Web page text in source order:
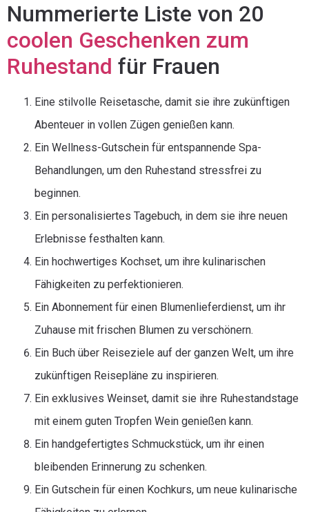
Nummerierte Liste von 20
coolen Geschenken zum
Ruhestand für Frauen
Eine stilvolle Reisetasche, damit sie ihre zukünftigen
Abenteuer in vollen Zügen genießen kann.
Ein Wellness-Gutschein für entspannende Spa-
Behandlungen, um den Ruhestand stressfrei zu
beginnen.
Ein personalisiertes Tagebuch, in dem sie ihre neuen
Erlebnisse festhalten kann.
Ein hochwertiges Kochset, um ihre kulinarischen
Fähigkeiten zu perfektionieren.
Ein Abonnement für einen Blumenlieferdienst, um ihr
Zuhause mit frischen Blumen zu verschönern.
Ein Buch über Reiseziele auf der ganzen Welt, um ihre
zukünftigen Reisepläne zu inspirieren.
Ein exklusives Weinset, damit sie ihre Ruhestandstage
mit einem guten Tropfen Wein genießen kann.
Ein handgefertigtes Schmuckstück, um ihr einen
bleibenden Erinnerung zu schenken.
Ein Gutschein für einen Kochkurs, um neue kulinarische